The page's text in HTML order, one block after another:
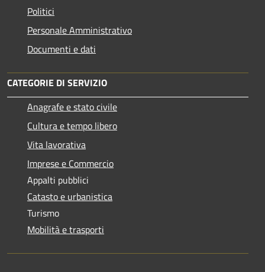
Politici
Personale Amministrativo
Documenti e dati
CATEGORIE DI SERVIZIO
Anagrafe e stato civile
Cultura e tempo libero
Vita lavorativa
Imprese e Commercio
Appalti pubblici
Catasto e urbanistica
Turismo
Mobilità e trasporti